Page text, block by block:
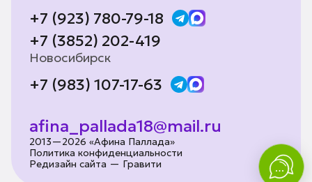
+7 (923) 780-79-18
+7 (3852) 202-419
Новосибирск
+7 (983) 107-17-63
afina_pallada18@mail.ru
2013—2026 «Афина Паллада»
Политика конфиденциальности
Редизайн сайта — Гравити